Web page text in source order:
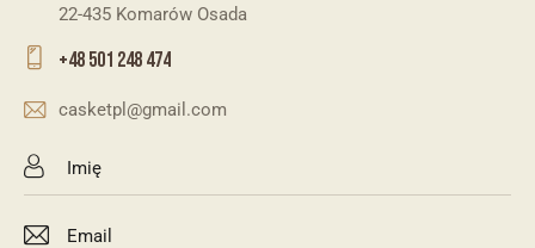
22-435 Komarów Osada​
+48 501 248 474
casketpl@gmail.com